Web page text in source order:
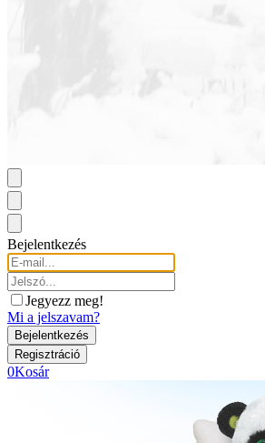
Bejelentkezés
Jegyezz meg!
Mi a jelszavam?
0Kosár